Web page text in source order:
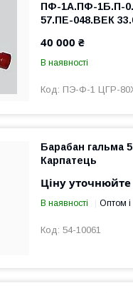
ПФ-1А.ПФ-1Б.П-
57.ПЕ-048.ВЕК
40 000 ₴
В наявності
ПЭ-Ф-1 ЦГР-
Барабан гальма
Карпатець
Ціну уточнюйте
В наявності Оптом і
54-10061